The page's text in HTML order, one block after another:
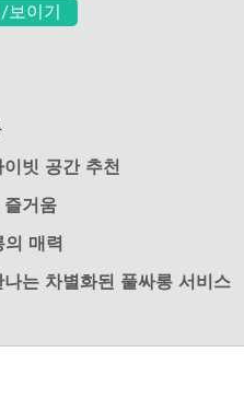
이기
빗 공간 추천
거움
매력
는 차별화된 풀싸롱 서비스